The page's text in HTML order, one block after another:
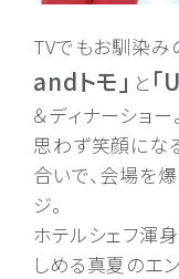
TVでもお馴染み
andトモ」 と
＆ディナーショー。
思わず笑顔にな
合いで、会場を
ジ。
ホテルシェフ渾
しめる真夏のエ